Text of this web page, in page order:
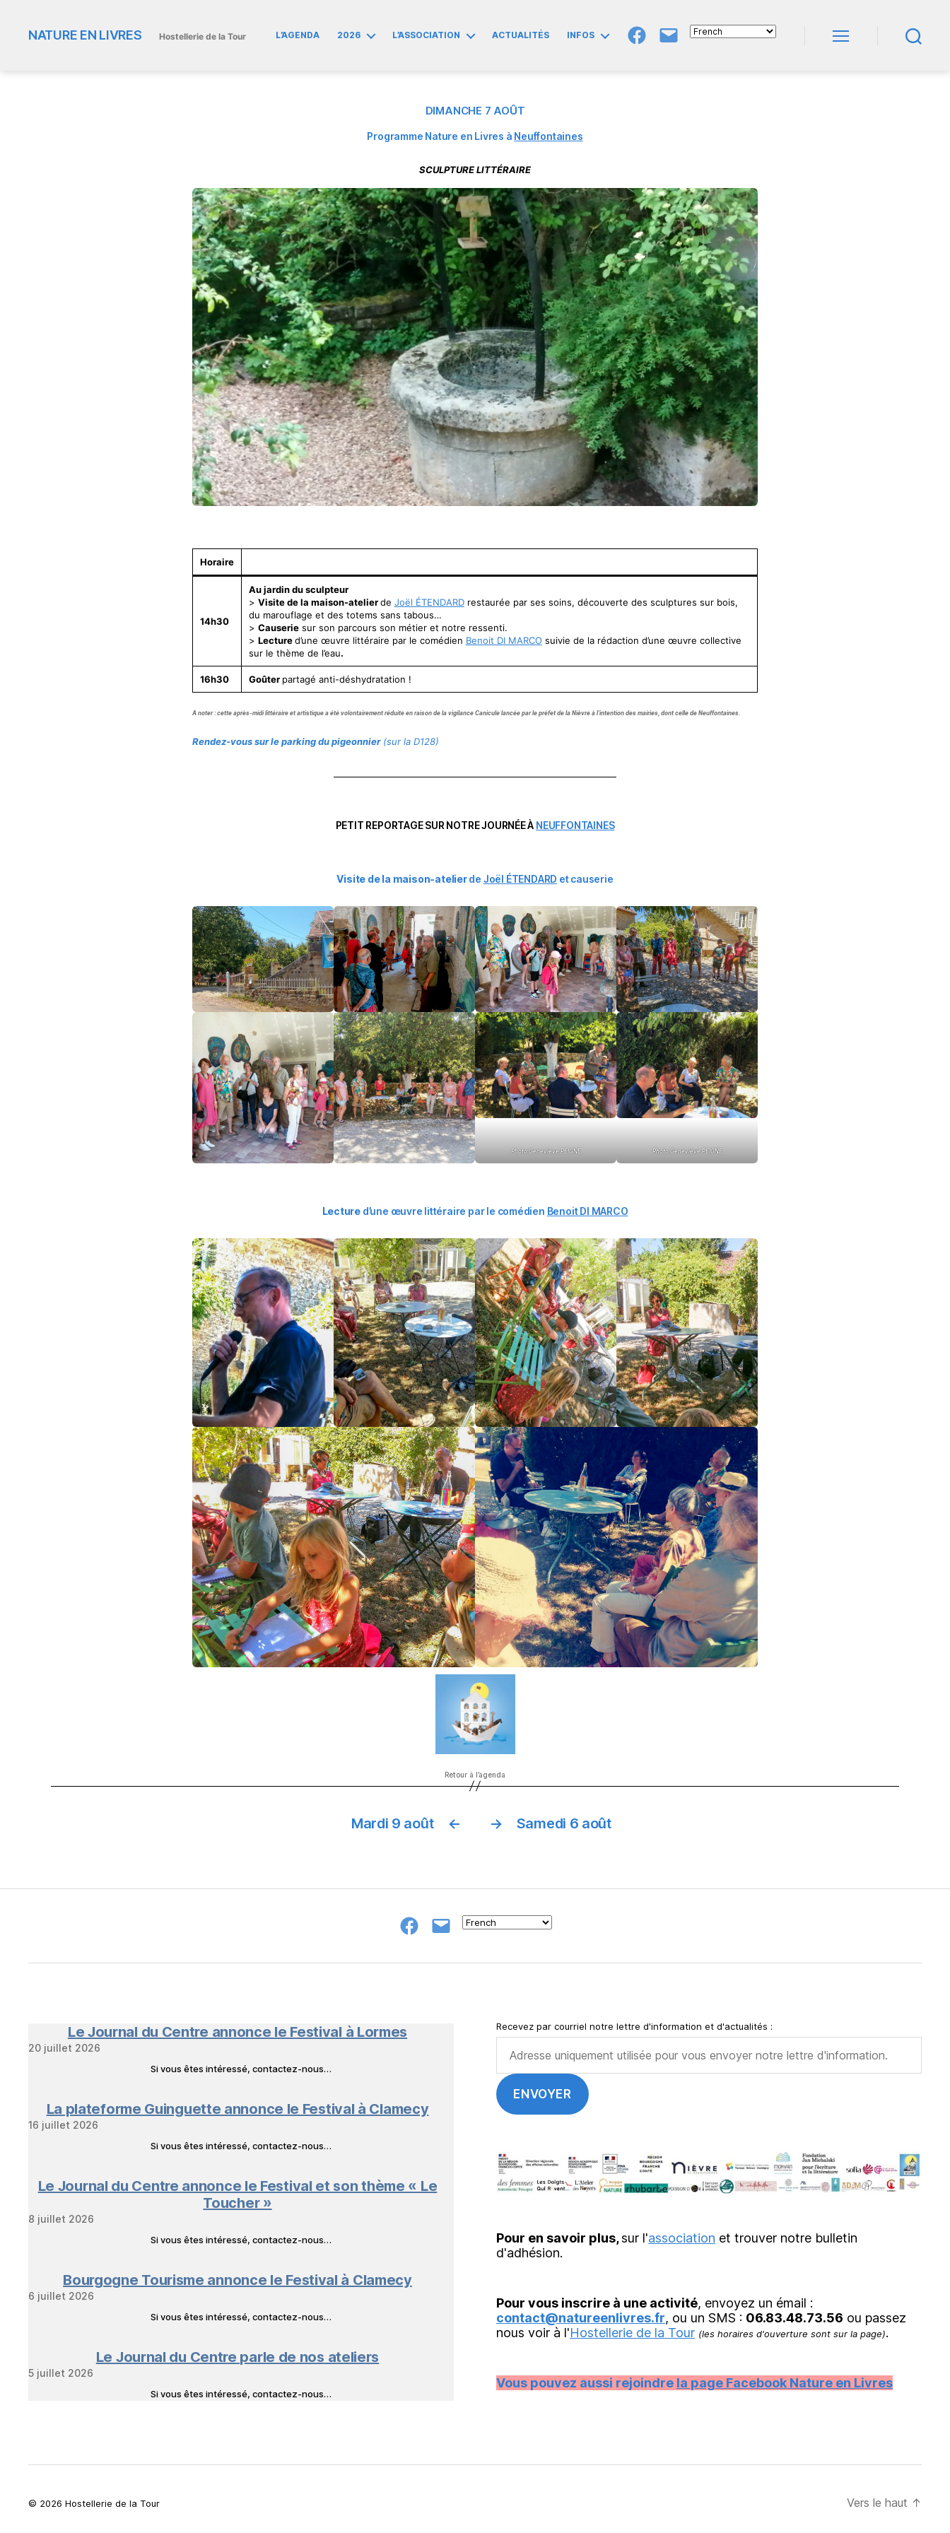
NATURE EN LIVRES Hostellerie de la Tour L’AGENDA 2026 L’ASSOCIATION ACTUALITÉS INFOS
GroupeE-
DIMANCHE 7 AOÛT
Programme Nature en Livres à Neuffontaines
SCULPTURE LITTÉRAIRE
Horaire
14h30
Au jardin du sculpteur
> Visite de la maison-atelierde Joël ÉTENDARDrestaurée par ses soins, découverte des sculptures sur bois,
du marouflage et des totems sans tabous…
> Causeriesur son parcours son métier et notre ressenti.
> Lectured’une œuvre littéraire par le comédien Benoit DI MARCO suivie de la rédaction d’une œuvre collective
sur le thème de l’eau.
16h30 Goûter partagé anti-déshydratation !
A noter : cette après-midi littéraire et artistique a été volontairement réduite en raison de la vigilance Canicule lancée par le préfet de la Nièvre à l’intention des mairies, dont celle de Neuffontaines.
Rendez-vous sur le parking du pigeonnier(sur la D128)
PETIT REPORTAGE SUR NOTRE JOURNÉE À NEUFFONTAINES
Visite de la maison-atelierde Joël ÉTENDARD et causerie
Photo Geneviève PEIGNE Photo Geneviève PEIGNE
Lecture d’une œuvre littéraire par le comédien Benoit DI MARCO
Retour à l’agenda
←
Mardi 9 août → Samedi 6 août
GroupeE-
Le Journal du Centre annonce le Festival à Lormes
20 juillet 2026
Si vous êtes intéressé, contactez-nous…
La plateforme Guinguette annonce le Festival à Clamecy
16 juillet 2026
Si vous êtes intéressé, contactez-nous…
Le Journal du Centre annonce le Festival et son thème « Le
Toucher »
8 juillet 2026
Si vous êtes intéressé, contactez-nous…
Bourgogne Tourisme annonce le Festival à Clamecy
6 juillet 2026
Si vous êtes intéressé, contactez-nous…
Le Journal du Centre parle de nos ateliers
5 juillet 2026
Si vous êtes intéressé, contactez-nous…
Recevez par courriel notre lettre d'information et d'actualités :
Pour en savoir plus,sur l'association et trouver notre bulletin
d'adhésion.
Pour vous inscrire à une activité, envoyez un émail :
contact@natureenlivres.fr, ou un SMS : 06.83.48.73.56 ou passez
nous voir à l'Hostellerie de la Tour (les horaires d'ouverture sont sur la page).
Vous pouvez aussi rejoindre la page Facebook Nature en Livres
© 2026 Hostellerie de la Tour Vers le haut ↑